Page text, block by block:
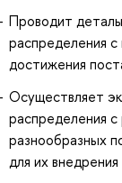
Проводит
распределения
достижения
Осуществляет
распределения
разнообразных
для их